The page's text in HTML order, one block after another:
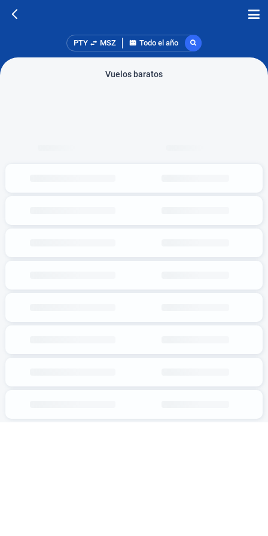
PTY MSZ Todo el año
Vuelos baratos